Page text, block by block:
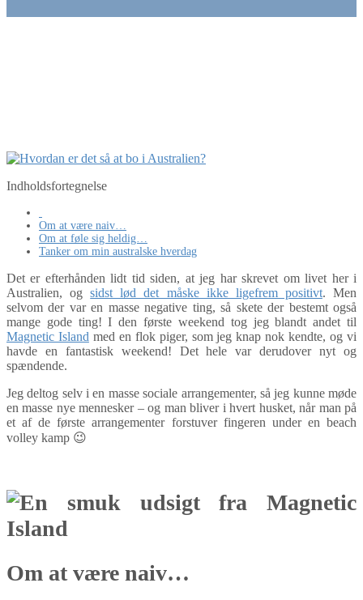
Indholdsfortegnelse
Om at være naiv…
Om at føle sig heldig…
Tanker om min australske hverdag
Det er efterhånden lidt tid siden, at jeg har skrevet om livet her i
Australien, ogsidst lød det måske ikke ligefrem positivt. Men
selvom der var en masse negative ting, så skete der bestemt også
mange gode ting! I den første weekend tog jeg blandt andet til
Magnetic Island med en flok piger, som jeg knap nok kendte, og vi
havde en fantastisk weekend! Det hele var derudover nyt og
spændende.
Jeg deltog selv i en masse sociale arrangementer, så jeg kunne møde
en masse nye mennesker – og man bliver i hvert husket, når man på
et af de første arrangementer forstuver fingeren under en beach
volley kamp 😉
Om at være naiv…